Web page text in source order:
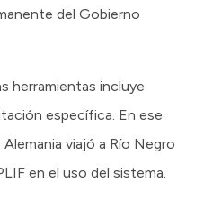
del Gobierno
herramientas incluye
específica. En ese
viajó a Río Negro
en el uso del sistema.